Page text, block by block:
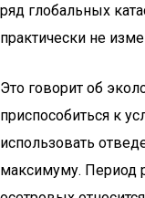
ряд глобальных
практически не
Это говорит об
приспособиться к
использовать
максимуму. Период